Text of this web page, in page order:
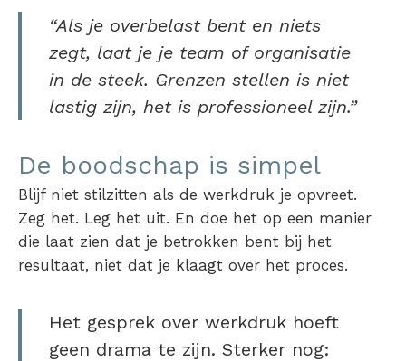
“Als je overbelast bent en niets
zegt, laat je je team of organisatie
in de steek. Grenzen stellen is niet
lastig zijn, het is professioneel zijn.”
De boodschap is simpel
Blijf niet stilzitten als de werkdruk je opvreet.
Zeg het. Leg het uit. En doe het op een manier
die laat zien dat je betrokken bent bij het
resultaat, niet dat je klaagt over het proces.
Het gesprek over werkdruk hoeft
geen drama te zijn. Sterker nog: